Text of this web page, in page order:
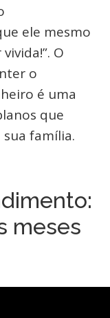
ele mesmo
O
o
é uma
que
família.
meses